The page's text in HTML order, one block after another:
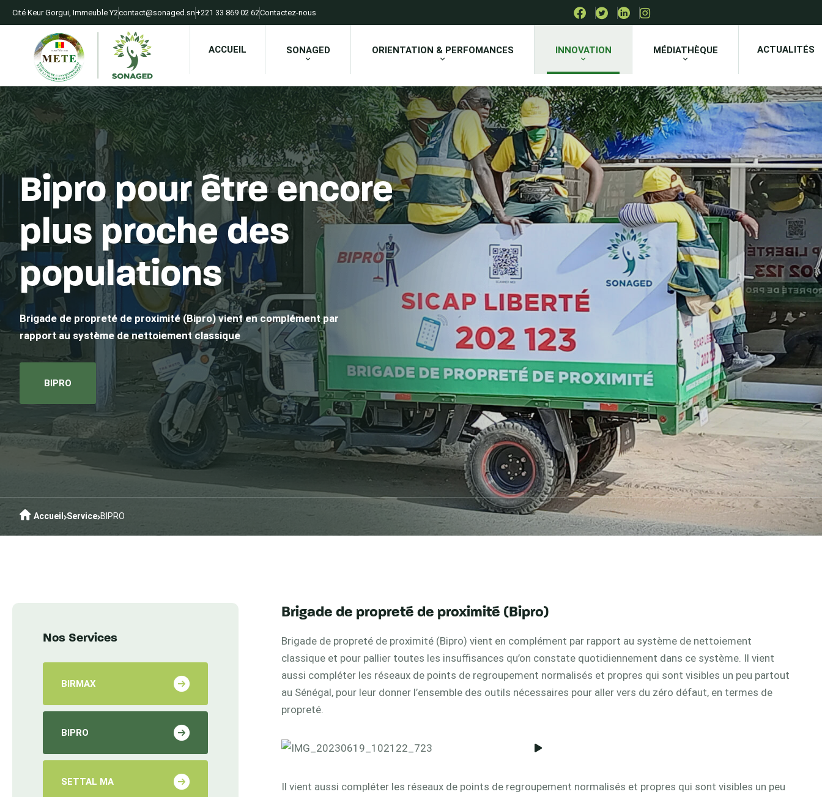
Cité Keur Gorgui, Immeuble Y2​contact@sonaged.sn​ +221 33 869 02 62​Contactez-nous
ACCUEIL SONAGED ORIENTATION & PERFOMANCES INNOVATION MÉDIATHÈQUE ACTUALITÉS
Bipro pour être encore
plus proche des
populations
Brigade de propreté de proximité (Bipro) vient en complément par
rapport au système de nettoiement classique
BIPRO
Accueil Service BIPRO
Nos Services
BIRMAX
BIPRO
SETTAL MA
Brigade de propreté de proximité (Bipro)
Brigade de propreté de proximité (Bipro) vient en complément par rapport au système de nettoiement
classique et pour pallier toutes les insuffisances qu’on constate quotidiennement dans ce système. Il vient
aussi compléter les réseaux de points de regroupement normalisés et propres qui sont visibles un peu partout
au Sénégal, pour leur donner l’ensemble des outils nécessaires pour aller vers du zéro défaut, en termes de
propreté.
Il vient aussi compléter les réseaux de points de regroupement normalisés et propres qui sont visibles un peu